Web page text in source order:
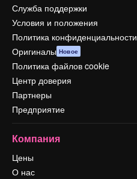
Служба поддержки
Условия и положения
Политика конфиденциальности
Оригиналы Новое
Политика файлов cookie
Центр доверия
Партнеры
Предприятие
Компания
Цены
О нас